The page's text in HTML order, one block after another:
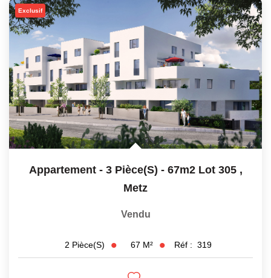
Exclusif
Appartement - 3 Pièce(s) - 67m2 Lot 305 ,
Metz
Vendu
2 Pièce(s) 67 M² Réf : 319